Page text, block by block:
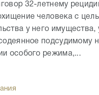
32-летнему
человека с
у него имущества,
подсудимому
особого режима,...